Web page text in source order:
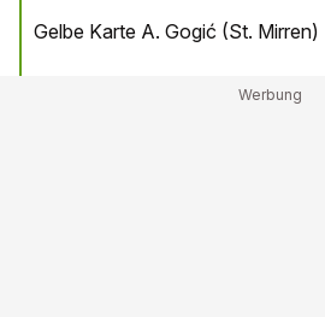
Gelbe Karte A. Gogić (St. Mirren)